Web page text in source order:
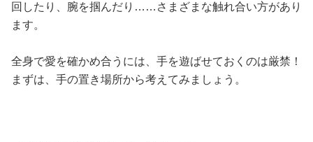
回したり、腕を掴んだり……さまざまな触れ合い方があり
ます。
全身で愛を確かめ合うには、手を遊ばせておくのは厳禁！
まずは、手の置き場所から考えてみましょう。